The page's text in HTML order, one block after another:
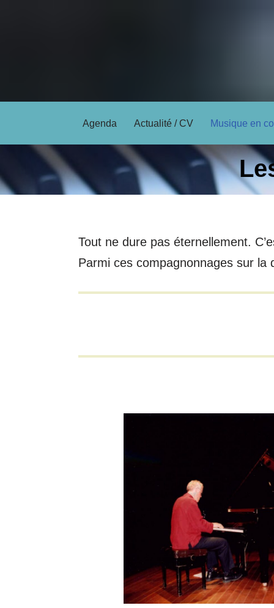
Agenda Actualité / CV Musique en
Tout ne dure pas éternellement.
Parmi ces compagnonnages sur